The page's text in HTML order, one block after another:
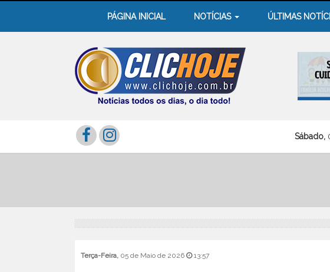
PÁGINA INICIAL NOTÍCIAS ÚLTIMAS
Sábado,
Terça-Feira, 05 de Maio de 2026 13:57